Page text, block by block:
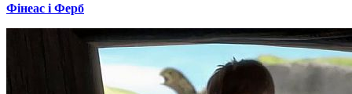
Фінеас і Ферб